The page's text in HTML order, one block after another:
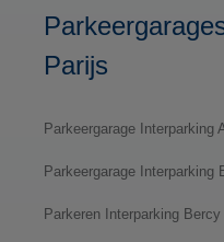
Parijs
Parkeergarage Interparking
Parkeergarage Interparking
Parkeren Interparking